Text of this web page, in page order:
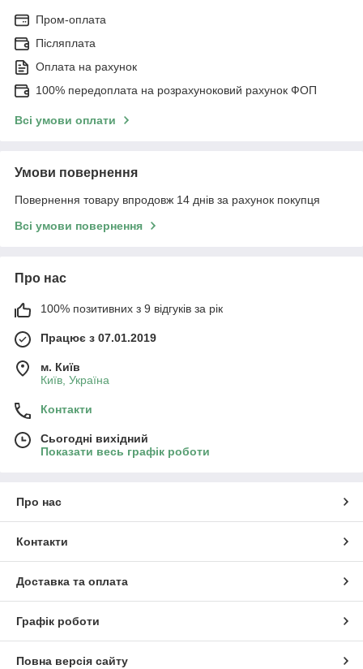
Пром-оплата
Післяплата
Оплата на рахунок
100% передоплата на розрахуноковий рахунок ФОП
Всі умови оплати
Умови повернення
Повернення товару впродовж 14 днів за рахунок покупця
Всі умови повернення
Про нас
100% позитивних з 9 відгуків за рік
Працює з 07.01.2019
м. Київ
Київ, Україна
Контакти
Сьогодні вихідний
Показати весь графік роботи
Про нас
Контакти
Доставка та оплата
Графік роботи
Повна версія сайту